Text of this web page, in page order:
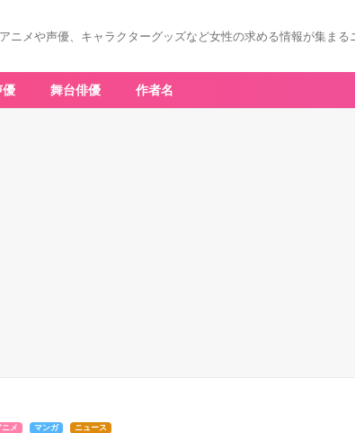
アニメや声優、キャラクターグッズなど女性の求める情報が集まる
優 舞台俳優 作者名
ニメ マンガ ニュース